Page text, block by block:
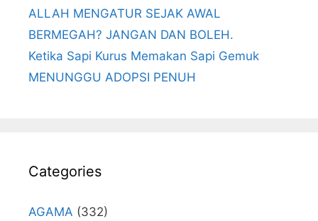
ALLAH MENGATUR SEJAK AWAL
BERMEGAH? JANGAN DAN BOLEH.
Ketika Sapi Kurus Memakan Sapi Gemuk
MENUNGGU ADOPSI PENUH
Categories
AGAMA (332)